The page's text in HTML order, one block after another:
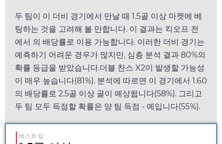
두 팀이 이 더비 경기에서 만날 때 1.5골 이상 마켓에 베
팅하는 것을 고려해 볼 만합니다. 이 결과는 킥오프 전
에서 의 배당률로 이용 가능합니다. 이러한 더비 경기는
예측하기 어려운 경우가 많지만, 심층 분석 결과 80%의
확률 등급을 받았습니다.더블 찬스 X2이 발생할 가능성
이 매우 높습니다(81%). 분석에 따르면 이 경기에서 1.60
의 배당률로 2.5골 이상 골이 예상됩니다(58%). 그리고
두 팀 모두 득점할 확률은 양 팀 득점 - 예입니다(55%).
베스트 팁